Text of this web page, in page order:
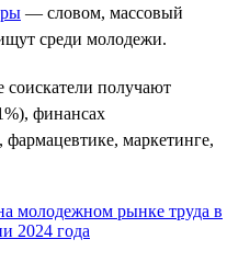
— словом, массовый
среди молодежи.
получают
финансах
маркетинге,